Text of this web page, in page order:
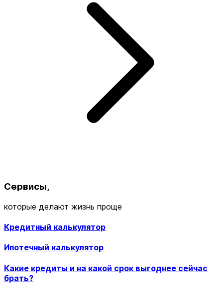
Сервисы,
которые делают жизнь проще
Кредитный калькулятор
Ипотечный калькулятор
Какие кредиты и на какой срок выгоднее сейчас
брать?